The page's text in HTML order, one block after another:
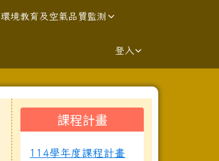
環境教育及空氣品質監測
登入
右邊區域內容
課程計畫
114學年度課程計畫